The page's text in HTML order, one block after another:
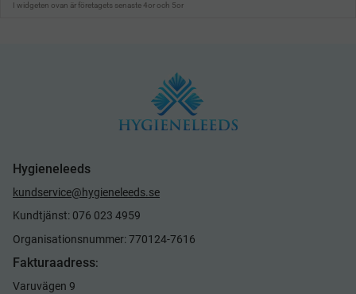
Hygieneleeds
kundservice@hygieneleeds.se
Kundtjänst: 076 023 4959
Organisationsnummer: 770124-7616
Fakturaadress:
Varuvägen 9